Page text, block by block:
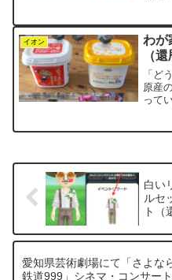
ング
す．
イオン
わが
（
「ど
原産
って
白い
ルセ
ト（
愛知県芸術劇場にて「さよな
鉄道999」シネマ・コンサー